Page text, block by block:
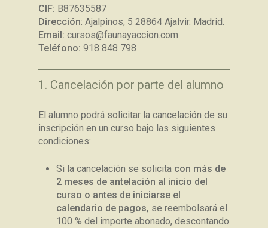
CIF: B87635587
Dirección: Ajalpinos, 5 28864 Ajalvir. Madrid.
Email: cursos@faunayaccion.com
Teléfono: 918 848 798
1. Cancelación por parte del alumno
El alumno podrá solicitar la cancelación de su
inscripción en un curso bajo las siguientes
condiciones:
Si la cancelación se solicita con más de
2 meses de antelación al inicio del
curso o antes de iniciarse el
calendario de pagos, se reembolsará el
100 % del importe abonado, descontando